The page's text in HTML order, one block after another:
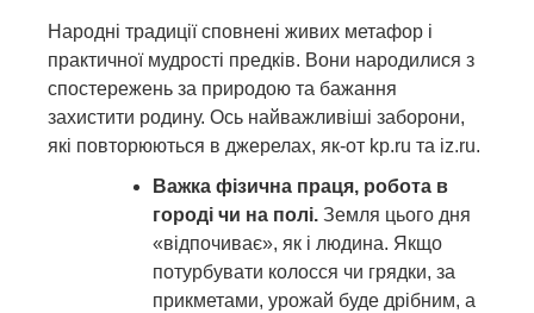
Народні традиції сповнені живих метафор і
практичної мудрості предків. Вони народилися з
спостережень за природою та бажання
захистити родину. Ось найважливіші заборони,
які повторюються в джерелах, як-от kp.ru та iz.ru.
Важка фізична праця, робота в
городі чи на полі. Земля цього дня
«відпочиває», як і людина. Якщо
потурбувати колосся чи грядки, за
прикметами, урожай буде дрібним, а